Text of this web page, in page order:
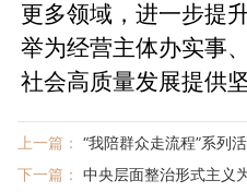
更多领域，进一步提
举为经营主体办实事
社会高质量发展提供
上一篇： “我陪群众走流程”系列
下一篇： 中央层面整治形式主义